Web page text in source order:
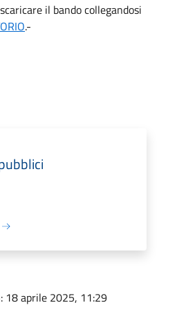
il bando collegandosi
.-
: 18 aprile 2025, 11:29